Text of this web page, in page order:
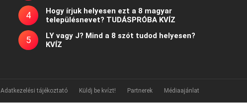
Hogy írjuk helyesen ezt a 8 magyar
településnevet? TUDÁSPRÓBA KVÍZ
LY vagy J? Mind a 8 szót tudod helyesen?
KVÍZ
Adatkezelési tájékoztató Küldj be kvízt! Partnerek Médiaajánlat